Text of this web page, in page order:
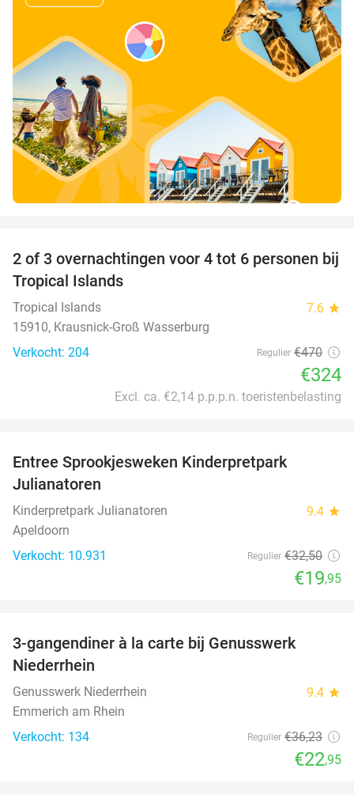
31%
2 of 3 overnachtingen voor 4 tot 6 personen bij
Tropical Islands
Tropical Islands 7.6 star
15910, Krausnick-Groß Wasserburg
Verkocht: 204
Regulier €470
€324
Excl. ca. €2,14 p.p.p.n. toeristenbelasting
Entree Sprookjesweken Kinderpretpark
Julianatoren
Kinderpretpark Julianatoren 9.4 star
Apeldoorn
Verkocht: 10.931
Regulier €32,50
€19,95
3-gangendiner à la carte bij Genusswerk
Niederrhein
Genusswerk Niederrhein 9.4 star
Emmerich am Rhein
Verkocht: 134
Regulier €36,23
€22,95